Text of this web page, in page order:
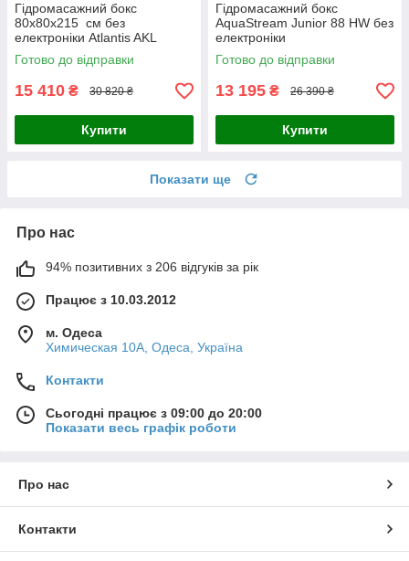
Гідромасажний бокс
80x80x215 см без
електроніки Atlantis AKL
1325P (XL) ECO
Готово до відправки
15 410 ₴ 30 820 ₴
Купити
Гідромасажний бокс
AquaStream Junior 88 HW без
електроніки
Готово до відправки
13 195 ₴ 26 390 ₴
Купити
Показати ще
Про нас
94% позитивних з 206 відгуків за рік
Працює з 10.03.2012
м. Одеса
Химическая 10А, Одеса, Україна
Контакти
Сьогодні працює з 09:00 до 20:00
Показати весь графік роботи
Про нас
Контакти